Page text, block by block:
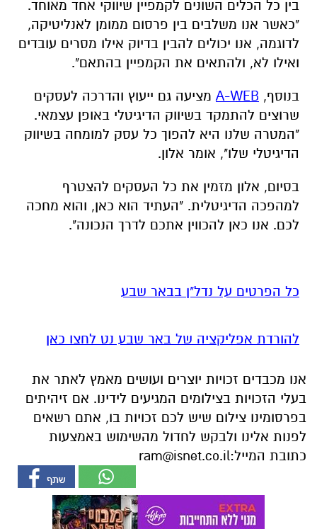
בין כל הכלים השונים לקמפיין שיווקי אחד מאוחד.
"כאשר אנו משלבים בין פרסום ממומן לאנליטיקה,
לדוגמה, אנו יכולים להבין בדיוק אילו מסרים עובדים
ואילו לא, ולהתאים את הקמפיין בהתאם".
בנוסף, A-WEB מציעה גם ייעוץ והדרכה לעסקים
שרוצים להתמקד בשיווק הדיגיטלי באופן עצמאי.
"המטרה שלנו היא להפוך כל עסק למומחה בשיווק
הדיגיטלי שלו", אומר אלון.
בסיום, אלון מזמין את כל העסקים להצטרף
למהפכה הדיגיטלית. "העתיד הוא כאן, והוא מחכה
לכם. אנו כאן להכווין אתכם לדרך הנכונה".
כל הפרטים על נדל"ן בבאר שבע
להורדת אפליקציה של באר שבע נט לחצו כאן
אנו מכבדים זכויות יוצרים ועושים מאמץ לאתר את
בעלי הזכויות בצילומים המגיעים לידינו. אם זיהיתים
בפרסומינו צילום שיש לכם זכויות בו, אתם רשאים
לפנות אלינו ולבקש לחדול מהשימוש באמצעות
כתובת המייל:ram@isnet.co.il